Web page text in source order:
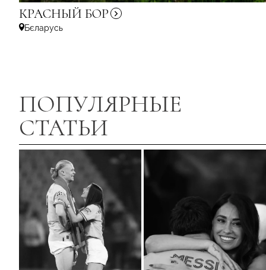
КРАСНЫЙ БОР
Бєларусь
ПОПУЛЯРНЫЕ
СТАТЬИ